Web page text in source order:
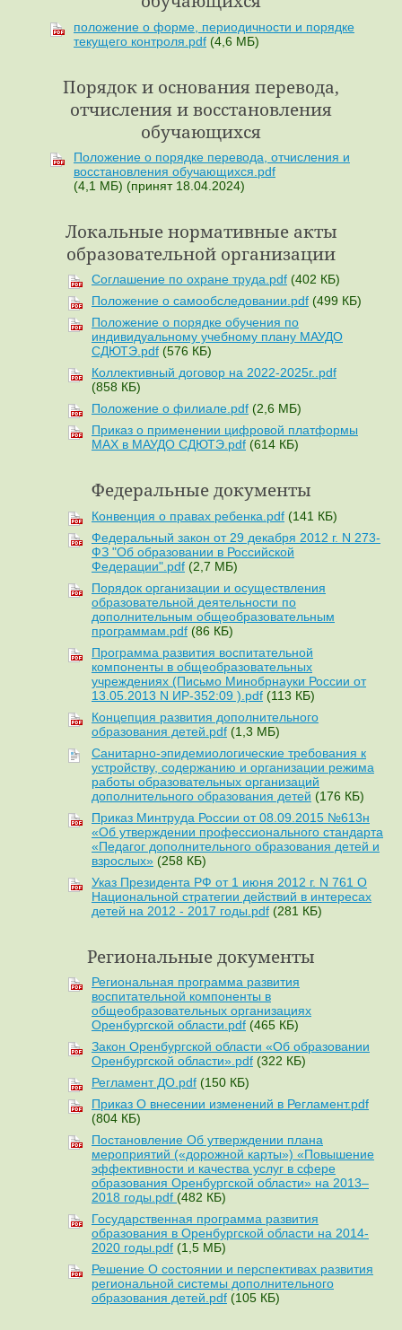
положение о форме, периодичности и порядке
текущего контроля.pdf (4,6 МБ)
Порядок и основания перевода,
отчисления и восстановления
обучающихся
Положение о порядке перевода, отчисления и
восстановления обучающихся.pdf
(4,1 МБ) (принят 18.04.2024)
Локальные нормативные акты
образовательной организации
Соглашение по охране труда.pdf (402 КБ)
Положение о самообследовании.pdf (499 КБ)
Положение о порядке обучения по
индивидуальному учебному плану МАУДО
СДЮТЭ.pdf (576 КБ)
Коллективный договор на 2022-2025г..pdf
(858 КБ)
Положение о филиале.pdf (2,6 МБ)
Приказ о применении цифровой платформы
MAX в МАУДО СДЮТЭ.pdf (614 КБ)
Федеральные документы
Конвенция о правах ребенка.pdf (141 КБ)
Федеральный закон от 29 декабря 2012 г. N 273-
ФЗ "Об образовании в Российской
Федерации".pdf (2,7 МБ)
Порядок организации и осуществления
образовательной деятельности по
дополнительным общеобразовательным
программам.pdf (86 КБ)
Программа развития воспитательной
компоненты в общеобразовательных
учреждениях (Письмо Минобрнауки России от
13.05.2013 N ИР-352:09 ).pdf (113 КБ)
Концепция развития дополнительного
образования детей.pdf (1,3 МБ)
Санитарно-эпидемиологические требования к
устройству, содержанию и организации режима
работы образовательных организаций
дополнительного образования детей (176 КБ)
Приказ Минтруда России от 08.09.2015 №613н
«Об утверждении профессионального стандарта
«Педагог дополнительного образования детей и
взрослых» (258 КБ)
Указ Президента РФ от 1 июня 2012 г. N 761 О
Национальной стратегии действий в интересах
детей на 2012 - 2017 годы.pdf (281 КБ)
Региональные документы
Региональная программа развития
воспитательной компоненты в
общеобразовательных организациях
Оренбургской области.pdf (465 КБ)
Закон Оренбургской области «Об образовании
Оренбургской области».pdf (322 КБ)
Регламент ДО.pdf (150 КБ)
Приказ О внесении изменений в Регламент.pdf
(804 КБ)
Постановление Об утверждении плана
мероприятий («дорожной карты») «Повышение
эффективности и качества услуг в сфере
образования Оренбургской области» на 2013–
2018 годы.pdf (482 КБ)
Государственная программа развития
образования в Оренбургской области на 2014-
2020 годы.pdf (1,5 МБ)
Решение О состоянии и перспективах развития
региональной системы дополнительного
образования детей.pdf (105 КБ)